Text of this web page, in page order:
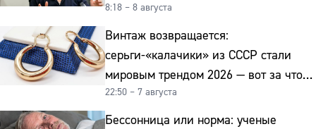
8:18 – 8 августа
Винтаж возвращается:
серьги-«калачики» из СССР стали
мировым трендом 2026 — вот за что
их ценят ювелиры
22:50 – 7 августа
Бессонница или норма: ученые